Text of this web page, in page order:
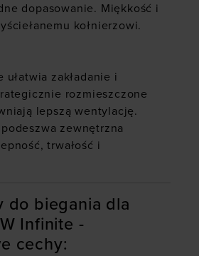
dopasowanie. Miękkość i
kołnierzowi.
zakładanie i
rozmieszczone
lepszą wentylację.
zewnętrzna
trwałość i
do biegania dla
Infinite -
cechy: